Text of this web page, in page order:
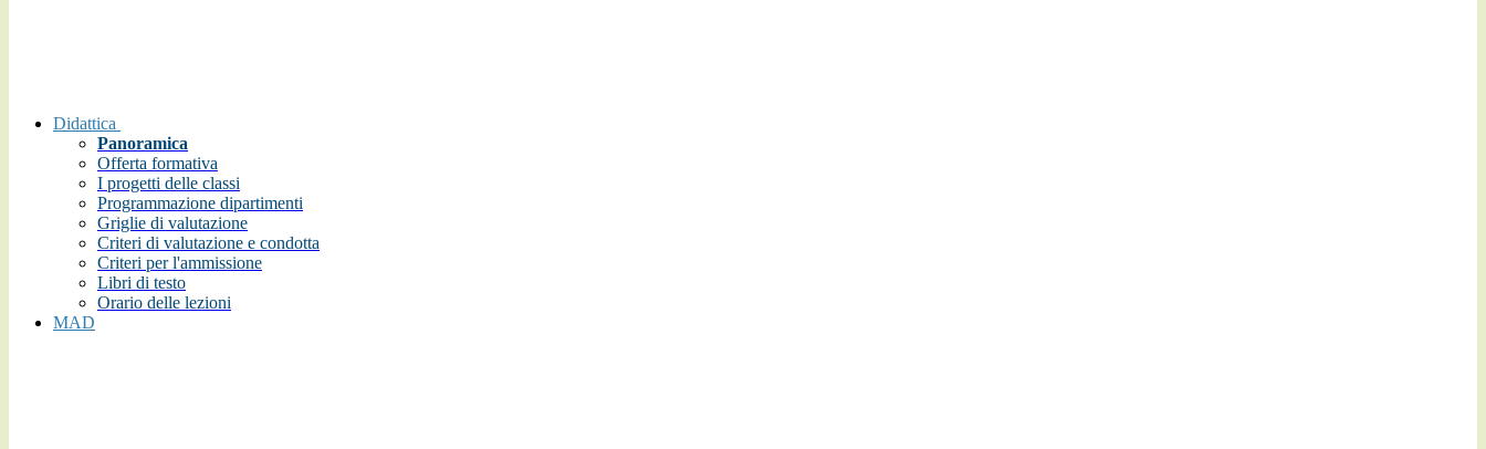
Didattica
Panoramica
Offerta formativa
I progetti delle classi
Programmazione dipartimenti
Griglie di valutazione
Criteri di valutazione e condotta
Criteri per l'ammissione
Libri di testo
Orario delle lezioni
MAD